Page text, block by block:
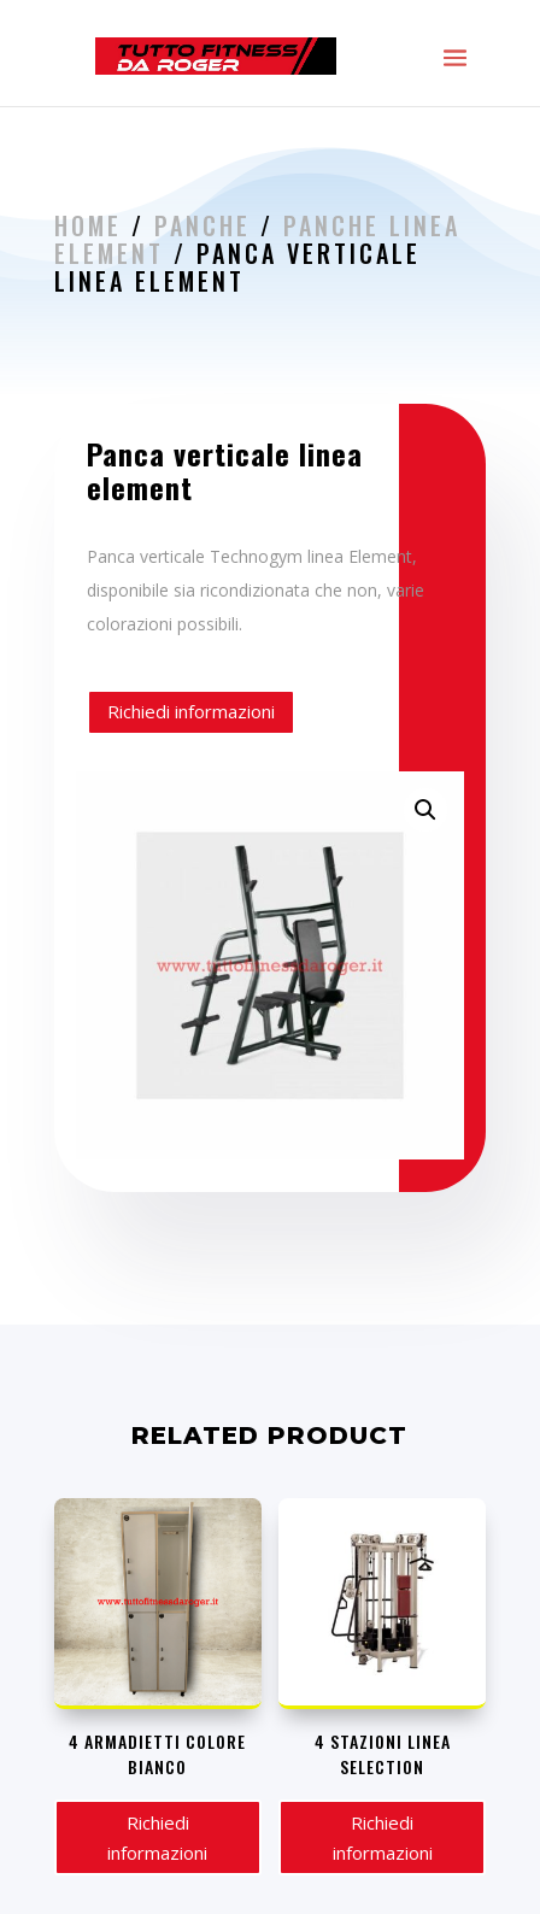
HOME / PANCHE / PANCHE LINEA
ELEMENT / PANCA VERTICALE
LINEA ELEMENT
Panca verticale linea
element
Panca verticale Technogym linea Element,
disponibile sia ricondizionata che non, varie
colorazioni possibili.
Richiedi informazioni
RELATED PRODUCT
4 ARMADIETTI COLORE
BIANCO
Richiedi
informazioni
4 STAZIONI LINEA
SELECTION
Richiedi
informazioni